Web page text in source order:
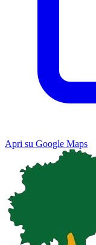
Apri su Google Maps
Map